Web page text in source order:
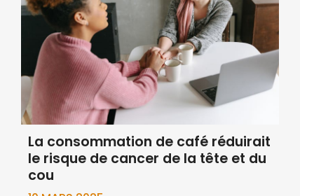
La consommation de café réduirait
le risque de cancer de la tête et du
cou